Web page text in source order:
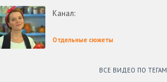
Канал:
Отдельные сюжеты
ВСЕ ВИДЕО ПО ТЕГАМ